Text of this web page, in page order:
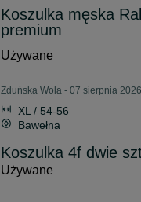
Koszulka męska
premium
Używane
Zduńska Wola - 07 sierpnia 2026
XL / 54-56
Bawełna
Koszulka 4f dwie
Używane